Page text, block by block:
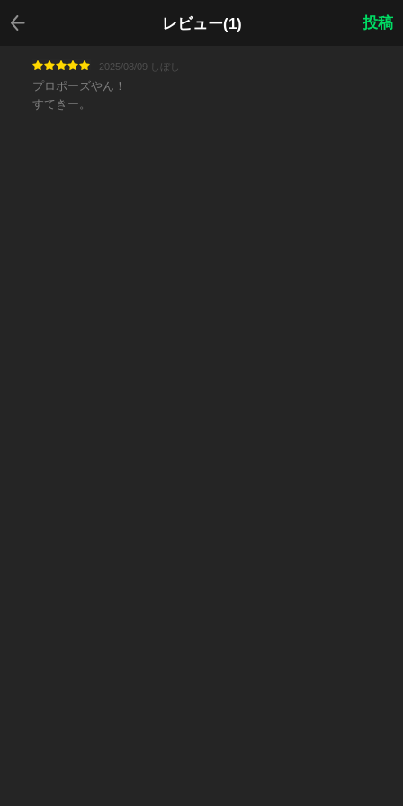
レビュー(1)
戻る
投稿
2025/08/09 しぼし
プロポーズやん！
すてきー。